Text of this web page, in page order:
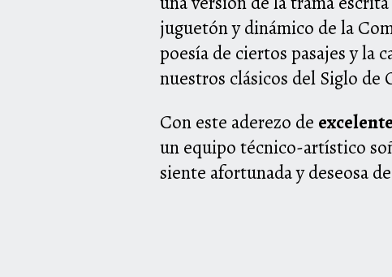
juguetón y dinámico de la
poesía de ciertos pasajes y la
nuestros clásicos del Siglo de
Con este aderezo de
un equipo técnico-artístico
siente afortunada y deseosa